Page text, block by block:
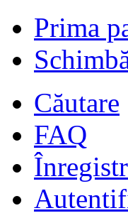
Prima
Căutare
FAQ